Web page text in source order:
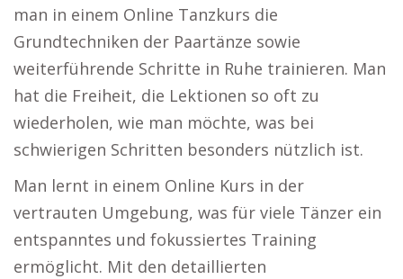
man in einem Online Tanzkurs die
Grundtechniken der Paartänze sowie
weiterführende Schritte in Ruhe trainieren. Man
hat die Freiheit, die Lektionen so oft zu
wiederholen, wie man möchte, was bei
schwierigen Schritten besonders nützlich ist.
Man lernt in einem Online Kurs in der
vertrauten Umgebung, was für viele Tänzer ein
entspanntes und fokussiertes Training
ermöglicht. Mit den detaillierten